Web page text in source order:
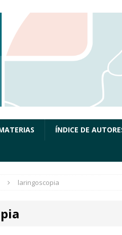
ÍNDICE DE
laringoscopia